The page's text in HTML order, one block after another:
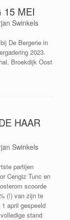
15 MEI
Swinkels
De Bergerie in
2023.
Broekdijk Oost
HAAR
Swinkels
partijen
Cengiz Tunc en
scoorde
(!) van zijn te
april gespeeld
stand